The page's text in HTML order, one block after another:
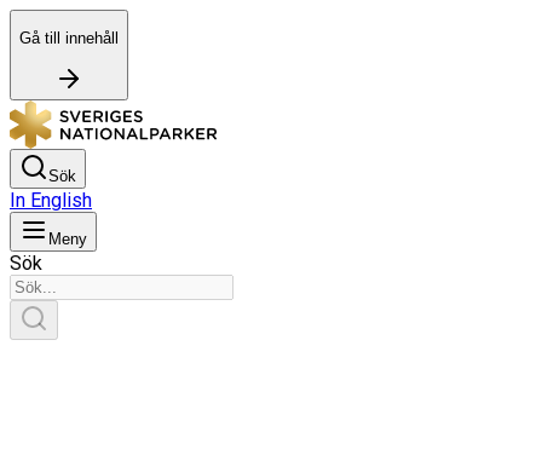
Gå till innehåll
Sök
In English
Meny
Sök